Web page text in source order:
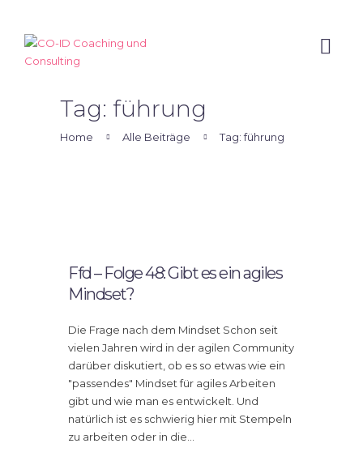
Tag: führung
Home Alle Beiträge Tag: führung
Home
Angebot
2025
Ffd – Folge 48: Gibt es ein agiles
Mindset?
Die Frage nach dem Mindset Schon seit
vielen Jahren wird in der agilen Community
darüber diskutiert, ob es so etwas wie ein
"passendes" Mindset für agiles Arbeiten
gibt und wie man es entwickelt. Und
natürlich ist es schwierig hier mit Stempeln
zu arbeiten oder in die…